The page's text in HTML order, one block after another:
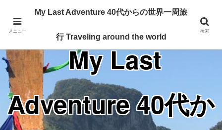
Traveling around the world from my 40's
My Last
Adventure 40代か
メニュー
My Last Adventure 40代からの世界一周旅
行 Traveling around the world
検索